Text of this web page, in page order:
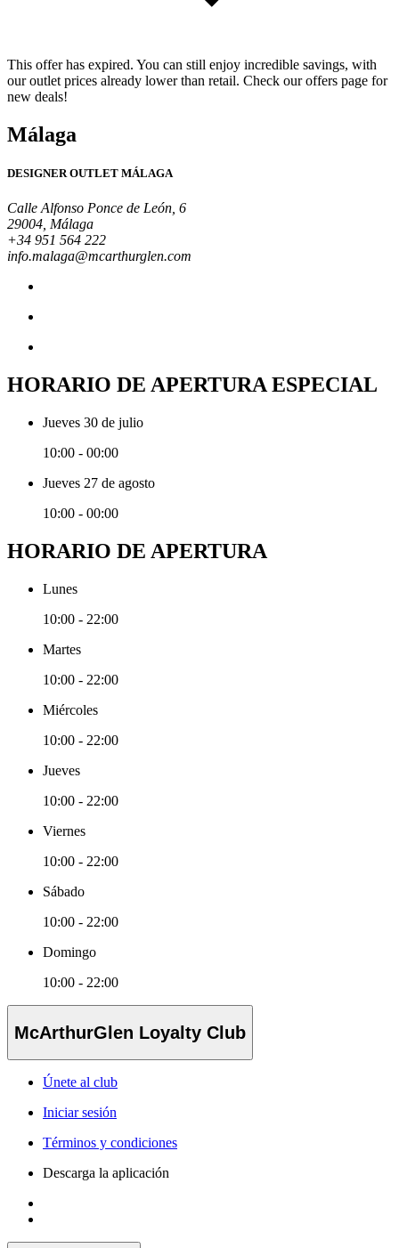
This offer has expired. You can still enjoy incredible savings, with
our outlet prices already lower than retail. Check our offers page for
new deals!
Málaga
DESIGNER OUTLET MÁLAGA
Calle Alfonso Ponce de León, 6
29004, Málaga
+34 951 564 222
info.malaga@mcarthurglen.com
HORARIO DE APERTURA ESPECIAL
Jueves 30 de julio
10:00 - 00:00
Jueves 27 de agosto
10:00 - 00:00
HORARIO DE APERTURA
Lunes
10:00 - 22:00
Martes
10:00 - 22:00
Miércoles
10:00 - 22:00
Jueves
10:00 - 22:00
Viernes
10:00 - 22:00
Sábado
10:00 - 22:00
Domingo
10:00 - 22:00
McArthurGlen Loyalty Club
Únete al club
Iniciar sesión
Términos y condiciones
Descarga la aplicación